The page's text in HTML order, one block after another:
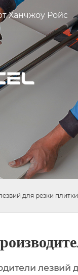
Ханчжоу Ройс
для резки плитки
лезвий